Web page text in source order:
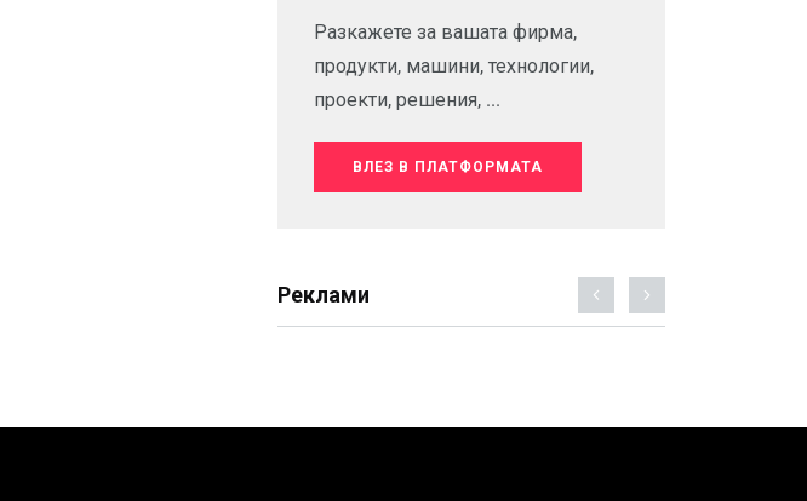
Разкажете за вашата фирма,
продукти, машини, технологии,
проекти, решения, ...
ВЛЕЗ В ПЛАТФОРМАТА
Реклами